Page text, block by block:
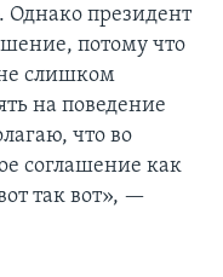
Однако президент
потому что
не слишком
на поведение
что во
соглашение как
так вот», —